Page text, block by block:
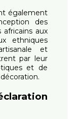
également
des
aux
ethniques
et
par leur
et de